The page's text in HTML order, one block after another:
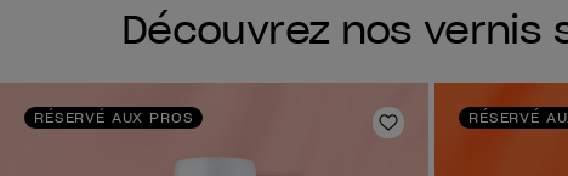
Découvrez nos
RÉSERVÉ AUX PROS
Ajouter aux
RÉSERVÉ